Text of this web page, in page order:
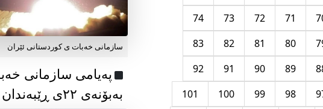
71
72
73
74
80
81
82
83
89
90
91
92
98
99
100
101
سازمانی خەبات ی کوردستانی ئێران
پەیامی سازمانی
بەبۆنەی ۲۲ی ڕێبەندان